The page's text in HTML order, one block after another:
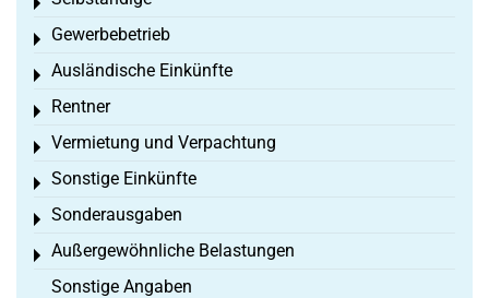
Toggle menu
Gewerbebetrieb
Toggle menu
Ausländische Einkünfte
Toggle menu
Rentner
Toggle menu
Vermietung und Verpachtung
Toggle menu
Sonstige Einkünfte
Toggle menu
Sonderausgaben
Toggle menu
Außergewöhnliche Belastungen
Toggle menu
Sonstige Angaben